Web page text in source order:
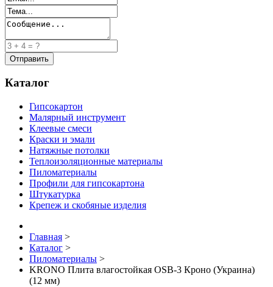
Каталог
Гипсокартон
Малярный инструмент
Клеевые смеси
Краски и эмали
Натяжные потолки
Теплоизоляционные материалы
Пиломатериалы
Профили для гипсокартона
Штукатурка
Крепеж и скобяные изделия
Главная >
Каталог >
Пиломатериалы >
KRONO Плита влагостойкая OSB-3 Кроно (Украина)
(12 мм)